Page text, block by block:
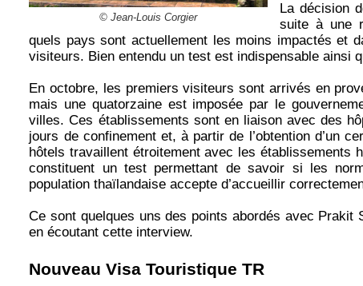
© Jean-Louis Corgier
La décision
suite à une
quels pays sont actuellement les moins impactés et
visiteurs. Bien entendu un test est indispensable ainsi
En octobre, les premiers visiteurs sont arrivés en
mais une quatorzaine est imposée par le
villes. Ces établissements sont en liaison avec des
jours de confinement et, à partir de l’obtention d’un
hôtels travaillent étroitement avec les établissements
constituent un test permettant de savoir si les
population thaïlandaise accepte d’accueillir
Ce sont quelques uns des points abordés avec Prakit
en écoutant cette interview.
Nouveau Visa Touristique TR